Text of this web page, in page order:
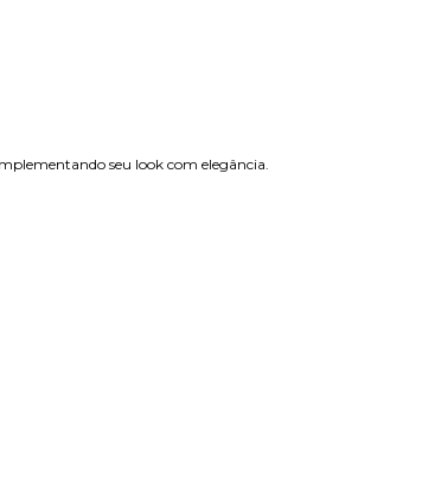
seu look com elegância.